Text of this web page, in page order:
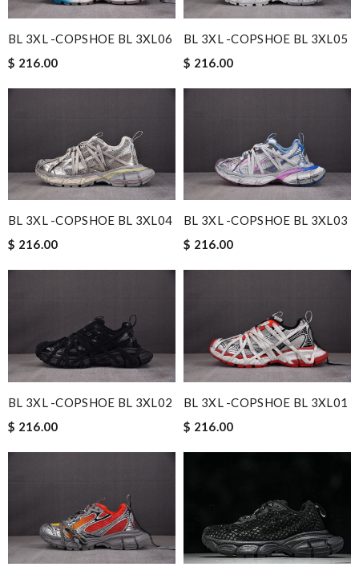
BL 3XL -COPSHOE BL 3XL06
$ 216.00
BL 3XL -COPSHOE BL 3XL05
$ 216.00
BL 3XL -COPSHOE BL 3XL04
$ 216.00
BL 3XL -COPSHOE BL 3XL03
$ 216.00
BL 3XL -COPSHOE BL 3XL02
$ 216.00
BL 3XL -COPSHOE BL 3XL01
$ 216.00